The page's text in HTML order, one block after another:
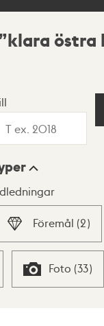
klara östra
Föremål (2)
Foto (33)